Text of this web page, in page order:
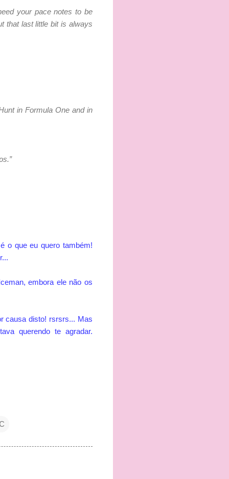
your pace notes to be
that last little bit is always
in Formula One and in
o que eu quero também!
embora ele não os
causa disto! rsrsrs... Mas
querendo te agradar.